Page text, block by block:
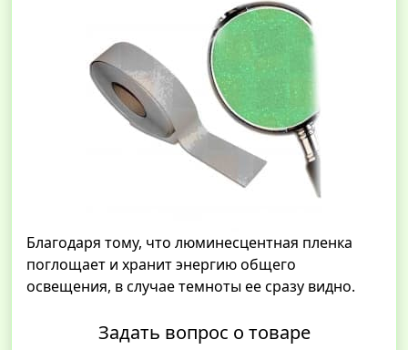
Благодаря тому, что люминесцентная пленка
поглощает и хранит энергию общего
освещения, в случае темноты ее сразу видно.
Задать вопрос о товаре